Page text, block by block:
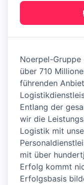
Noerpel-
über 710
führenden
Entlang der
wir die
Logistik mit
mit über
Erfolg kommt
Erfolgsbasis